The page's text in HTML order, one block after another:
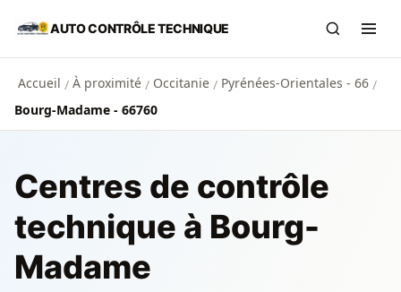
Aller au contenu principal
AUTO CONTRÔLE TECHNIQUE
Accueil / À proximité / Occitanie / Pyrénées-Orientales - 66 /
Bourg-Madame - 66760
Centres de contrôle
technique à Bourg-
Madame